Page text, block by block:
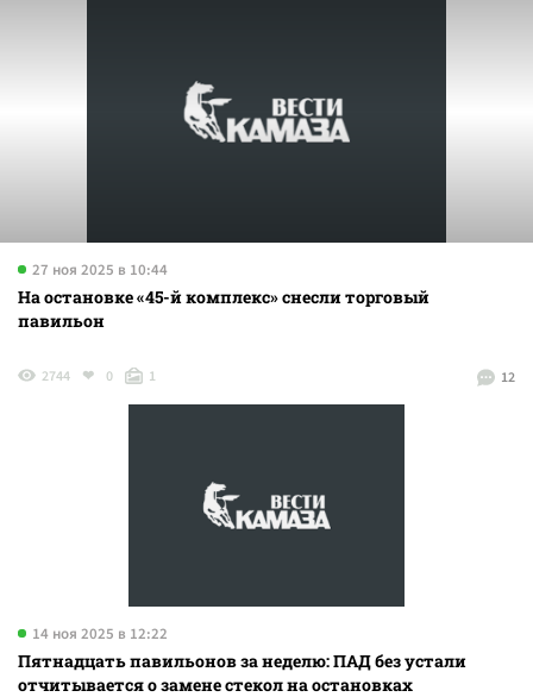
27 ноя 2025 в 10:44
На остановке «45-й комплекс» снесли торговый
павильон
12
2744 0 1
14 ноя 2025 в 12:22
Пятнадцать павильонов за неделю: ПАД без устали
отчитывается о замене стекол на остановках